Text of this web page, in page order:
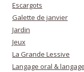
Escargots
Galette de janvier
Jardin
Jeux
La Grande Lessive
Langage oral &